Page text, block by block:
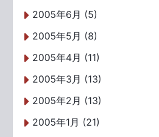
2005年6月 (5)
2005年5月 (8)
2005年4月 (11)
2005年3月 (13)
2005年2月 (13)
2005年1月 (21)